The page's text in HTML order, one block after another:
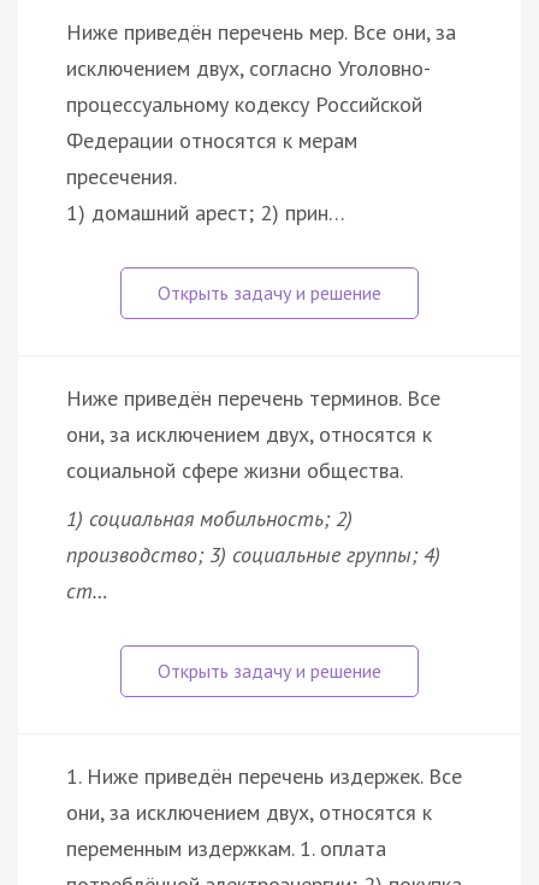
Ниже приведён перечень мер. Все они, за
исключением двух, согласно Уголовно-
процессуальному кодексу Российской
Федерации относятся к мерам
пресечения.
1) домашний арест; 2) прин…
Ниже приведён перечень терминов. Все
они, за исключением двух, относятся к
социальной сфере жизни общества.
1) социальная мобильность; 2)
производство; 3) социальные группы; 4)
ст…
1. Ниже приведён перечень издержек. Все
они, за исключением двух, относятся к
переменным издержкам. 1. оплата